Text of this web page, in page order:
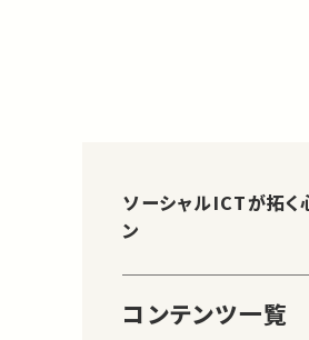
ソーシャルICTが拓く
ン
コンテンツ一覧